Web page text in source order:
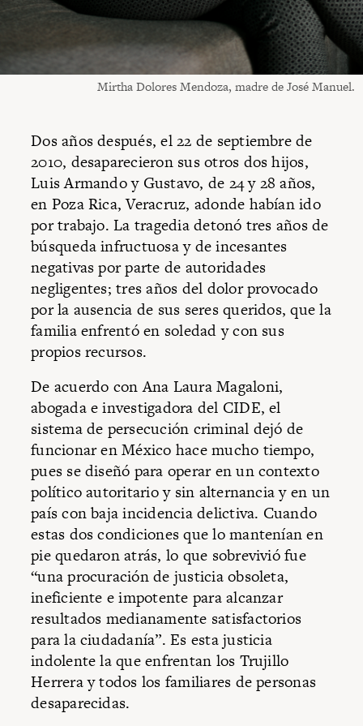
Mirtha Dolores Mendoza, madre de José Manuel.
Dos años después, el 22 de septiembre de
2010, desaparecieron sus otros dos hijos,
Luis Armando y Gustavo, de 24 y 28 años,
en Poza Rica, Veracruz, adonde habían ido
por trabajo. La tragedia detonó tres años de
búsqueda infructuosa y de incesantes
negativas por parte de autoridades
negligentes; tres años del dolor provocado
por la ausencia de sus seres queridos, que la
familia enfrentó en soledad y con sus
propios recursos.
De acuerdo con Ana Laura Magaloni,
abogada e investigadora del CIDE, el
sistema de persecución criminal dejó de
funcionar en México hace mucho tiempo,
pues se diseñó para operar en un contexto
político autoritario y sin alternancia y en un
país con baja incidencia delictiva. Cuando
estas dos condiciones que lo mantenían en
pie quedaron atrás, lo que sobrevivió fue
“una procuración de justicia obsoleta,
ineficiente e impotente para alcanzar
resultados medianamente satisfactorios
para la ciudadanía”. Es esta justicia
indolente la que enfrentan los Trujillo
Herrera y todos los familiares de personas
desaparecidas.